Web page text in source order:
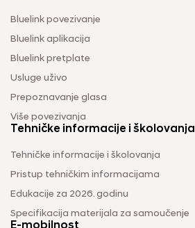
Bluelink povezivanje
Bluelink aplikacija
Bluelink pretplate
Usluge uživo
Prepoznavanje glasa
Više povezivanja
Tehničke informacije i školovanja
Tehničke informacije i školovanja
Pristup tehničkim informacijama
Edukacije za 2026. godinu
Specifikacija materijala za samoučenje